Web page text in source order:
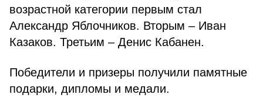
возрастной категории первым стал
Александр Яблочников. Вторым – Иван
Казаков. Третьим – Денис Кабанен.
Победители и призеры получили памятные
подарки, дипломы и медали.